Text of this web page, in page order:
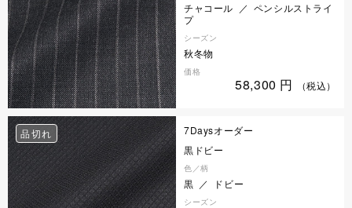
チャコール ／ ペンシルストライ
プ
シーズン
秋冬物
価格
58,300 円 （税込）
品切れ
7Daysオーダー
黒ドビー
色／柄
黒 ／ ドビー
シーズン